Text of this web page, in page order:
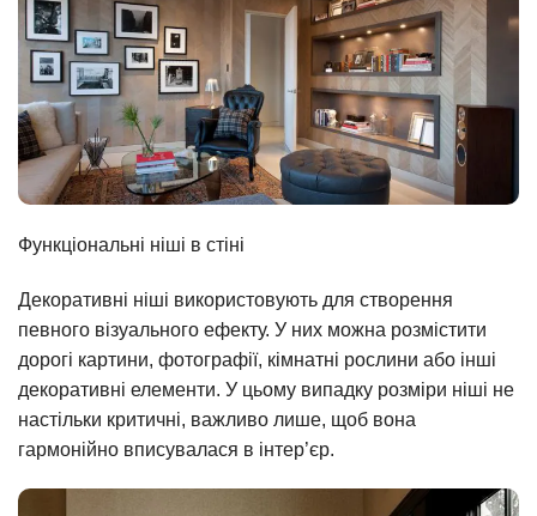
Функціональні ніші в стіні
Декоративні ніші використовують для створення
певного візуального ефекту. У них можна розмістити
дорогі картини, фотографії, кімнатні рослини або інші
декоративні елементи. У цьому випадку розміри ніші не
настільки критичні, важливо лише, щоб вона
гармонійно вписувалася в інтер’єр.